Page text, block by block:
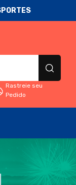
Sport Nation -
Rastreie seu
Pedido